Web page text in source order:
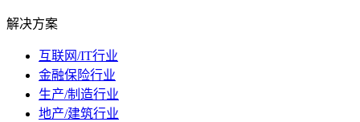
解决方案
互联网/IT行业
金融保险行业
生产/制造行业
地产/建筑行业